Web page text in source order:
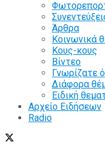
Άρθρα
Κοινωνικά
Κους-κους
Βίντεο
Γνωρίζατε
Διάφορα
Ειδική
Αρχείο Ειδήσεων
Radio